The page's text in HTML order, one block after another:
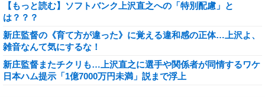
【もっと読む】ソフトバンク上沢直之への「特別配慮」と
は？？？
新庄監督の《育て方が違った》に覚える違和感の正体…上沢よ、
雑音なんて気にするな！
新庄監督またチクリも…上沢直之に選手や関係者が同情するワケ
日本ハム提示「1億7000万円未満」説まで浮上